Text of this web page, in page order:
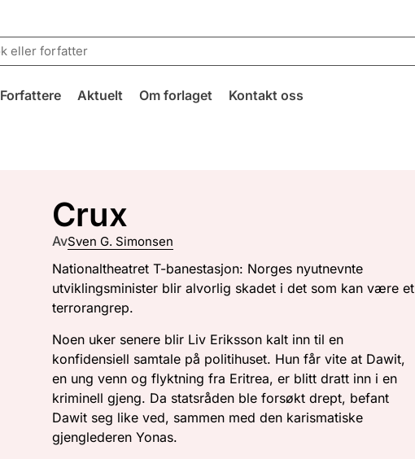
Forfattere Aktuelt Om forlaget Kontakt oss
Crux
AvSven G. Simonsen
Nationaltheatret T-banestasjon: Norges nyutnevnte
utviklingsminister blir alvorlig skadet i det som kan være et
terrorangrep.
Noen uker senere blir Liv Eriksson kalt inn til en
konfidensiell samtale på politihuset. Hun får vite at Dawit,
en ung venn og flyktning fra Eritrea, er blitt dratt inn i en
kriminell gjeng. Da statsråden ble forsøkt drept, befant
Dawit seg like ved, sammen med den karismatiske
gjenglederen Yonas.